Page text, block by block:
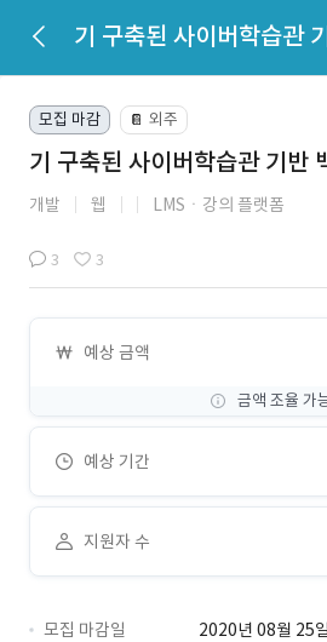
기 구축된 사이버학습관
모집 마감 📔 외주
기 구축된 사이버학습관 기반
개발 웹 LMSㆍ강의 플랫폼
3 3
예상 금액
금액 조율 가
예상 기간
지원자 수
모집 마감일
2020년 08월 25일